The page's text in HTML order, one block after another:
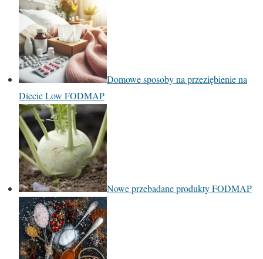
Domowe sposoby na przeziębienie na
Diecie Low FODMAP
Nowe przebadane produkty FODMAP